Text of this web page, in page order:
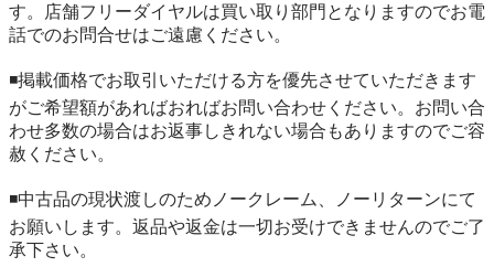
す。店舗フリーダイヤルは買い取り部門となりますのでお電
話でのお問合せはご遠慮ください。
◾️掲載価格でお取引いただける方を優先させていただきます
がご希望額があればおればお問い合わせください。お問い合
わせ多数の場合はお返事しきれない場合もありますのでご容
赦ください。
◾️中古品の現状渡しのためノークレーム、ノーリターンにて
お願いします。返品や返金は一切お受けできませんのでご了
承下さい。